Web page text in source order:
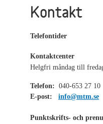
Kontakt
Telefontider
Kontaktcenter
Helgfri måndag till
Telefon: 040-653 27 10
E-post:
info@mtm.se
Punktskrifts- och